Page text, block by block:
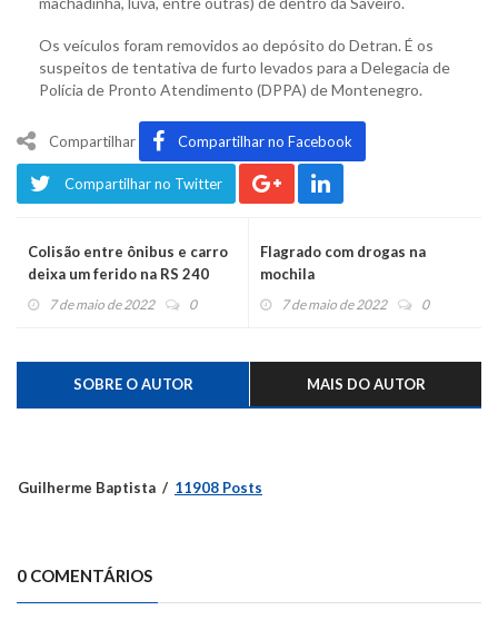
Os veículos foram removidos ao depósito do Detran. É os
suspeitos de tentativa de furto levados para a Delegacia de
Polícia de Pronto Atendimento (DPPA) de Montenegro.
Compartilhar Compartilhar no Facebook
Compartilhar no Twitter
Colisão entre ônibus e carro
deixa um ferido na RS 240
7 de maio de 2022 0
Flagrado com drogas na
mochila
7 de maio de 2022 0
SOBRE O AUTOR MAIS DO AUTOR
Guilherme Baptista 11908 Posts
0 COMENTÁRIOS